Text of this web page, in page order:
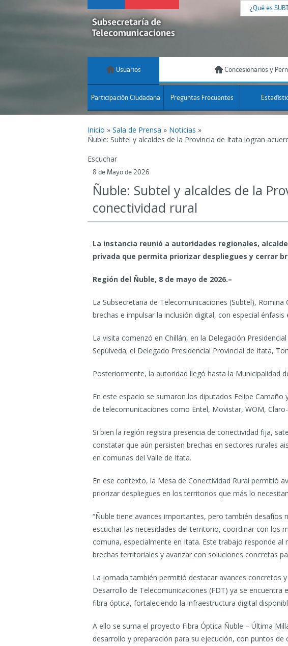
¿Qué es
Usuarios Concesionarios y
Participación Ciudadana Preguntas Frecuentes
Inicio » Sala de Prensa » Noticias »
Ñuble: Subtel y alcaldes de la Provincia de Itata logran
Escuchar
8 de Mayo de 2026
Ñuble: Subtel y alcaldes de la
conectividad rural
La instancia reunió a autoridades regionales,
privada que permita priorizar despliegues y cerrar
Región del Ñuble, 8 de mayo de 2026.–
La Subsecretaria de Telecomunicaciones (Subtel),
brechas e impulsar la inclusión digital, con especial énfasis
La visita comenzó en Chillán, en la Delegación
Sepúlveda; el Delegado Presidencial Provincial de Itata,
Posteriormente, la autoridad llegó hasta la Municipalidad
En este espacio se sumaron los diputados Felipe Camaño
de telecomunicaciones como Entel, Movistar, WOM,
Si bien la región registra presencia de conectividad fija,
constatar que aún persisten brechas en sectores rurales
en comunas del Valle de Itata.
En ese contexto, la Mesa de Conectividad Rural permitió
priorizar despliegues en los territorios que más lo
“Ñuble tiene avances importantes, pero también
escuchar las necesidades del territorio, coordinar con los
comuna, especialmente en Itata. Este trabajo responde
brechas territoriales y avanzar con soluciones concretas
La jornada también permitió destacar avances concretos
Desarrollo de Telecomunicaciones (FDT) ya se
fibra óptica, fortaleciendo la infraestructura digital
A ello se suma el proyecto Fibra Óptica Ñuble – Última
desarrollo y preparación para su ejecución, con puntos